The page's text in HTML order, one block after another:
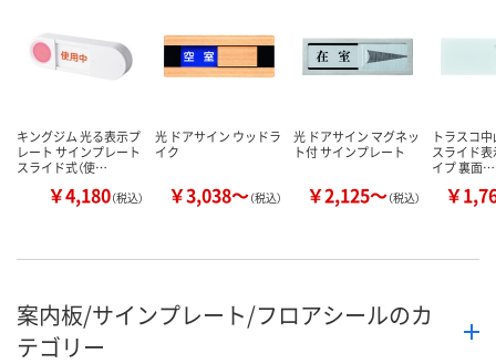
カゴへ
数量
カゴへ カ
キングジム 光る表示プ
レート サインプレート
スライド式（使…
￥4,180（税込）
光 ドアサイン ウッドラ
イク
￥3,038～（税込）
光 ドアサイン マグネッ
ト付 サインプレート
￥2,125～（税込）
トラスコ
スライド
イプ 裏面…
￥
案内板/サインプレート/フロアシールのカ
テゴリー